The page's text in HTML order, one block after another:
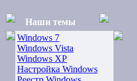
Наши темы
Windows 7
Windows Vista
Windows XP
Настройка Windows